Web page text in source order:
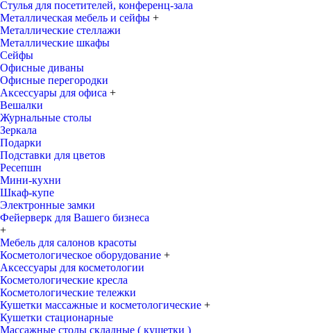
Стулья для посетителей, конференц-зала
Металлическая мебель и сейфы +
Металлические стеллажи
Металлические шкафы
Сейфы
Офисные диваны
Офисные перегородки
Аксессуары для офиса +
Вешалки
Журнальные столы
Зеркала
Подарки
Подставки для цветов
Ресепшн
Мини-кухни
Шкаф-купе
Электронные замки
Фейерверк для Вашего бизнеса
+
Мебель для салонов красоты
Косметологическое оборудование +
Аксессуары для косметологии
Косметологические кресла
Косметологические тележки
Кушетки массажные и косметологические +
Кушетки стационарные
Массажные столы складные ( кушетки )